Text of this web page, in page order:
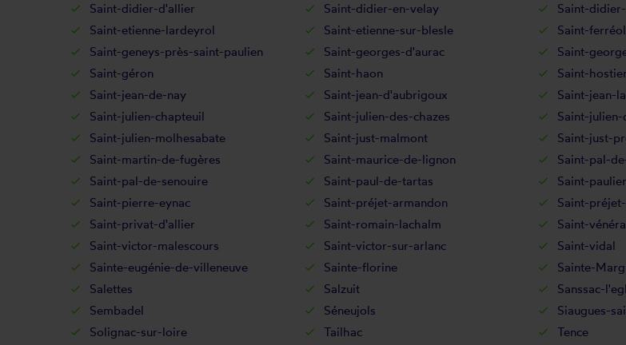
Saint-didier-d'allier
Saint-didier-en-velay Saint-
Saint-etienne-lardeyrol
Saint-etienne-sur-blesle Saint-
Saint-geneys-près-saint-paulien
Saint-georges-d'aurac Saint-
Saint-géron
Saint-haon Saint-
Saint-jean-de-nay
Saint-jean-d'aubrigoux Saint-jean-
Saint-julien-chapteuil
Saint-julien-des-chazes Saint-
Saint-julien-molhesabate
Saint-just-malmont Saint-just-
Saint-martin-de-fugères
Saint-maurice-de-lignon Saint-pal-
Saint-pal-de-senouire
Saint-paul-de-tartas Saint-
Saint-pierre-eynac
Saint-préjet-armandon Saint-
Saint-privat-d'allier
Saint-romain-lachalm Saint-
Saint-victor-malescours
Saint-victor-sur-arlanc Saint-vidal
Sainte-eugénie-de-villeneuve
Sainte-florine Sainte-
Salettes
Salzuit Sanssac-
Sembadel
Séneujols Siaugues-
Solignac-sur-loire
Tailhac Tence